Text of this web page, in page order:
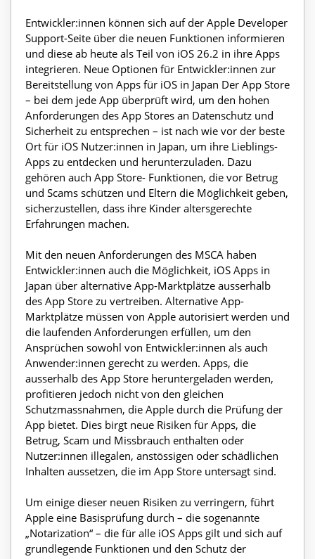
Entwickler:innen können sich auf der Apple Developer
Support-Seite über die neuen Funktionen informieren
und diese ab heute als Teil von iOS 26.2 in ihre Apps
integrieren. Neue Optionen für Entwickler:innen zur
Bereitstellung von Apps für iOS in Japan Der App Store
– bei dem jede App überprüft wird, um den hohen
Anforderungen des App Stores an Datenschutz und
Sicherheit zu entsprechen – ist nach wie vor der beste
Ort für iOS Nutzer:innen in Japan, um ihre Lieblings-
Apps zu entdecken und herunterzuladen. Dazu
gehören auch App Store- Funktionen, die vor Betrug
und Scams schützen und Eltern die Möglichkeit geben,
sicherzustellen, dass ihre Kinder altersgerechte
Erfahrungen machen.
Mit den neuen Anforderungen des MSCA haben
Entwickler:innen auch die Möglichkeit, iOS Apps in
Japan über alternative App-Marktplätze ausserhalb
des App Store zu vertreiben. Alternative App-
Marktplätze müssen von Apple autorisiert werden und
die laufenden Anforderungen erfüllen, um den
Ansprüchen sowohl von Entwickler:innen als auch
Anwender:innen gerecht zu werden. Apps, die
ausserhalb des App Store heruntergeladen werden,
profitieren jedoch nicht von den gleichen
Schutzmassnahmen, die Apple durch die Prüfung der
App bietet. Dies birgt neue Risiken für Apps, die
Betrug, Scam und Missbrauch enthalten oder
Nutzer:innen illegalen, anstössigen oder schädlichen
Inhalten aussetzen, die im App Store untersagt sind.
Um einige dieser neuen Risiken zu verringern, führt
Apple eine Basisprüfung durch – die sogenannte
„Notarization“ – die für alle iOS Apps gilt und sich auf
grundlegende Funktionen und den Schutz der